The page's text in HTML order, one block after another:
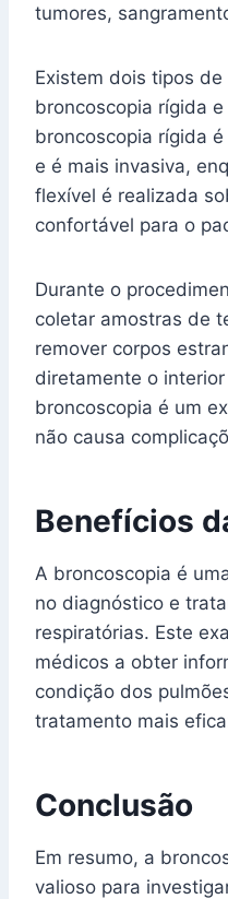
tumores,
Existem dois tipos
broncoscopia rígida
broncoscopia rígida
e é mais invasiva,
flexível é realizada
confortável para o
Durante o
coletar amostras de
remover corpos
diretamente o
broncoscopia é um
não causa
Benefícios
A broncoscopia é
no diagnóstico e
respiratórias. Este
médicos a obter
condição dos
tratamento mais
Conclusão
Em resumo, a
valioso para